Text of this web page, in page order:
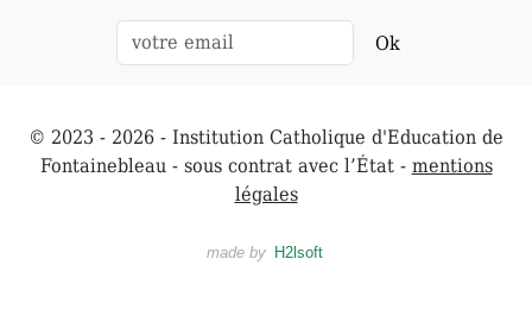
Ok
© 2023 - 2026 - Institution Catholique d'Education de
Fontainebleau - sous contrat avec l’État - mentions
légales
made by H2lsoft